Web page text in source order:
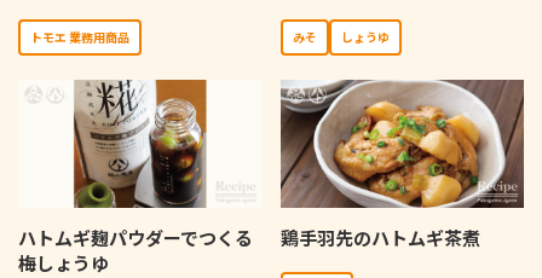
トモエ 業務用商品 みそ しょうゆ
ハトムギ麹パウダーでつくる
梅しょうゆ
鶏手羽先のハトムギ茶煮